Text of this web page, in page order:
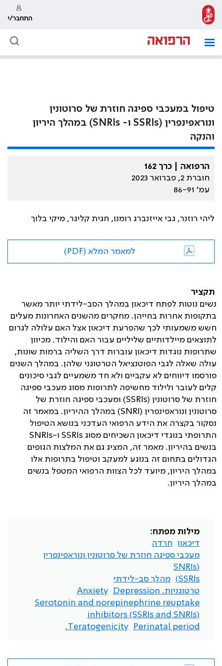
התחבר/י
טיפול במעכבי ספיגה חוזרת של סרוטונין
ונוראפינפרין (SSRIs ו- SNRIs) במהלך היריון
והנקה
הרפואה | כרך 162
חוברת 2, פברואר 2023
עמ׳ 86-91
ליהי רוזנר, גבי אייזנברג רומנו, חגית קליגר, מיקי בלוך
למאמר המלא (PDF)
תקציר
נשים נוטות לפתח דיכאון במהלך הסב-לידתי יותר מאשר
בתקופות אחרות בחייהן. מחקרים מהשנים האחרונות מעלים
חשש משמעותי לכך שהפרעת דיכאון אצל האם עלולה לגרום
לתוצאים מיילדותיים שליליים עבור האם והילוד. מכיוון
שתרופות נוגדות דיכאון עוברות דרך השליה ברמות שונות,
עולה שאלה לגבי הפוטנציאל הטרטוגני שלהן. במהלך השנים
פורסמו דיווחים לא עקביים ולא חד משמעיים לגבי סיכונים
קלים לעובר ולילוד מחשיפה לתרופות מסוג מעכבי ספיגה
חוזרת של סרוטונין (SSRIs) ומעכבי ספיגה חוזרת של
סרוטונין ונוראפינפרין ( SNRI) במהלך ההיריון. במאמר זה
נסקור בקצרה את הידע הרפואי העדכני בנושא הטיפול
התרופתי בנוגדי דיכאון השכיחים מסוגSSRIs ו-SNRIs
בנשים בהיריון. מאמר זה, המציג גם את המלצות הגופים
הגדולים בתחום זה בנוגע למעקב וטיפול בתרופות אלו
במהלך היריון, מיועד לכל הצוות הרפואי המטפל בנשים
במהלך היריון.
מילות מפתח:
דיכאון
חרדה
מעכבי ספיגה חוזרת של סרוטונין ונוראפינפרין
(SNRIs
SSRIs)
מהלך סב-לידתי
טרטוגניות. Depression
Anxiety
Serotonin and norepinephrine reuptake
inhibitors (SSRIs and SNRIs)
Perinatal period
Teratogenicity.